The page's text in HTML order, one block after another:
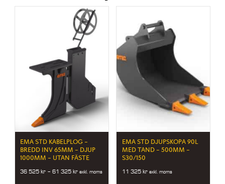
EMA STD KABELPLOG –
BREDD INV 65MM – DJUP
1000MM – UTAN FÄSTE
36 525kr – 61 325krPrice
exkl. moms
EMA STD DJUPSKOPA 90L
MED TAND – 500MM –
S30/150
11 325 kr exkl. moms